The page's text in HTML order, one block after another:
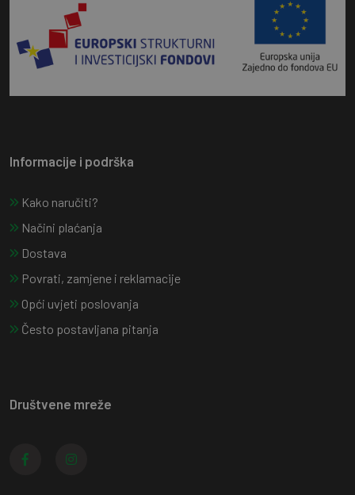
Informacije i podrška
Kako naručiti?
Načini plaćanja
Dostava
Povrati, zamjene i reklamacije
Opći uvjeti poslovanja
Često postavljana pitanja
Društvene mreže